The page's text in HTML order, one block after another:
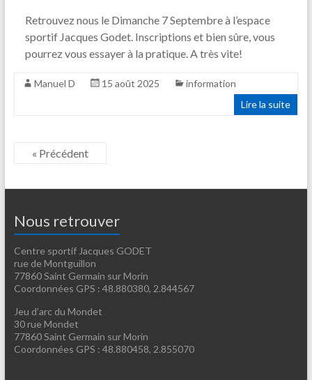
Retrouvez nous le Dimanche 7 Septembre à l’espace
sportif Jacques Godet. Inscriptions et bien sûre, vous
pourrez vous essayer à la pratique. A très vite!
Manuel D 15 août 2025
information
Lire la suite
« Précédent
Nous retrouver
Centre sportif Jacques GODET
rue de Montguillon
77860 Saint Germain sur Morin
Coordonnées GPS : 48.880380, 2.844567
Jeu d’arc du Mondet
30 rue Mondet
77860 Saint Germain sur Morin
Coordonnées GPS : 48.880458, 2.855070